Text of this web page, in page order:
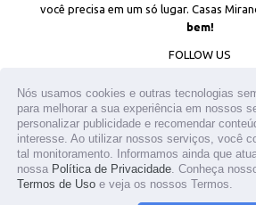
Nós usamos cookies e outras tecnologias
para melhorar a sua experiência em nossos
personalizar publicidade e recomendar
interesse. Ao utilizar nossos serviços, você
tal monitoramento. Informamos ainda que
nossa Política de Privacidade . Conheça
Termos de Uso e veja os nossos Termos.
RESTAM APENAS20
você precisa em um só lugar. Casas
bem!
FOLLOW US
© 2026Todos os direitos reservados. Os
alterações sem aviso prévio. Os preços
loja virtual. Em caso de divergência, o
As fotos aqui veiculadas, logotipo e marca
site www.casasmiranda.com.br. É vetada a